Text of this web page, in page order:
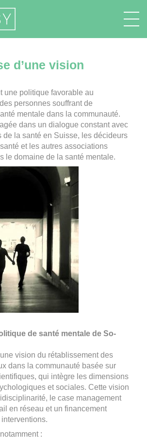
d’une vision
une politique favorable au
personnes souffrant de
mentale dans la communauté.
dans un dialogue constant avec
de la santé en Suisse, les décideurs
et les autres associations
le domaine de la santé mentale.
de santé mentale de So-
vision du rétablissement des
dans la communauté basée sur
qui intègre les dimensions
et sociales. Cette vision
le case management
en réseau et un financement
: